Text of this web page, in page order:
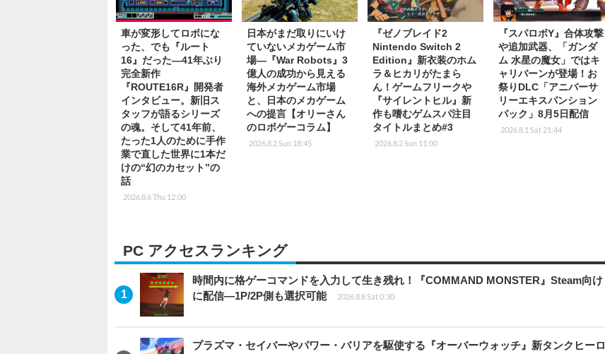
車が変形してロボにな
った、でも『ルート
16』だった―41年ぶり
完全新作
『ROUTE16R』開発者
インタビュー。新旧ス
タッフが語るシリーズ
の魂。そして41年前、
たった1人のために手作
業で直した世界に1本だ
けの“幻のカセット”の
話
2026.8.6 Thu 12:00
日本がまだ取りにいけ
ていないメカゲーム市
場―『War Robots』3
億人の成功から見える
海外メカゲーム市場
と、日本のメカゲーム
への提言【オリーさん
のロボゲーコラム】
2026.8.2 Sun 18:45
『ゼノブレイド2
Nintendo Switch 2
Edition』新衣装のホム
ラ＆ヒカリがたまら
ん！ゲームフリークや
『サイレントヒル』新
作も嗜むゲムスパ注目
タイトルまとめ#3
2026.8.2 Sun 11:00
『スパロボY』合体攻撃
や追加武器、「ガンダ
ム 水星の魔女」ではキ
ャリバーンが登場！お
祭りDLC「アニバーサ
リーエキスパンション
パック」8月5日配信
2026.8.1 Sat 21:44
PC アクセスランキング
時間内に格ゲーコマンドを入力して生き残れ！『COMMAND MONSTER』Steam向け
に配信―1P/2P側も選択可能
2026.8.8 Sat 0:30
プラズマ・セイバーやパワー・バリアを駆使する『オーバーウォッチ』新タンクヒーロ